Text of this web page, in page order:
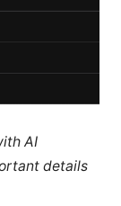
AI
details